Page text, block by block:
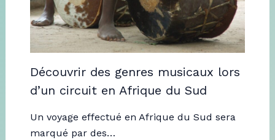
Découvrir des genres musicaux lors
d’un circuit en Afrique du Sud
Un voyage effectué en Afrique du Sud sera
marqué par des…